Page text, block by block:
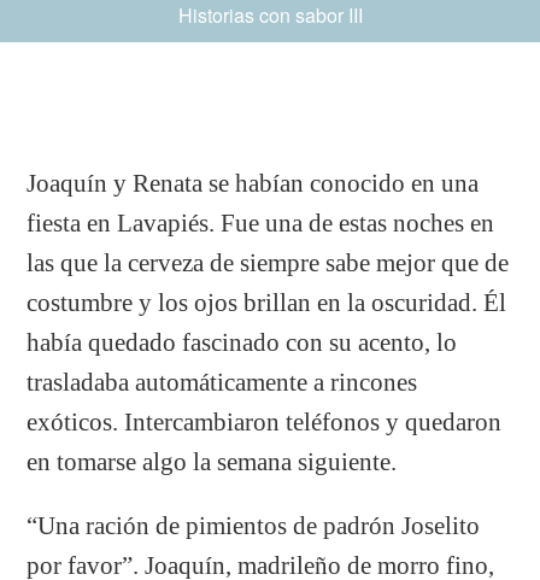
Historias con sabor III
Joaquín y Renata se habían conocido en una
fiesta en Lavapiés. Fue una de estas noches en
las que la cerveza de siempre sabe mejor que de
costumbre y los ojos brillan en la oscuridad. Él
había quedado fascinado con su acento, lo
trasladaba automáticamente a rincones
exóticos. Intercambiaron teléfonos y quedaron
en tomarse algo la semana siguiente.
“Una ración de pimientos de padrón Joselito
por favor”. Joaquín, madrileño de morro fino,